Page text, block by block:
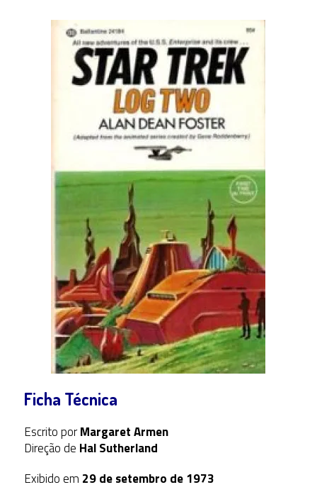
Ficha Técnica
Escrito porMargaret Armen
Direção de Hal Sutherland
Exibido em 29 de setembro de 1973